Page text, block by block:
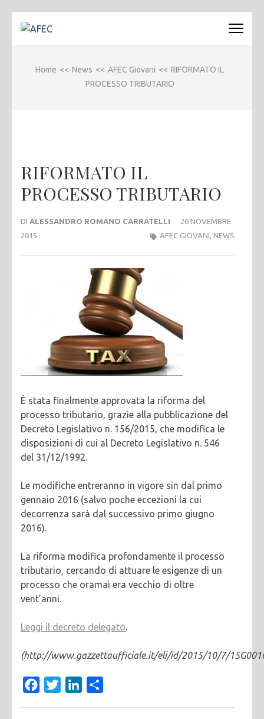
Home << News << AFEC Giovani << RIFORMATO IL
PROCESSO TRIBUTARIO
RIFORMATO IL
PROCESSO TRIBUTARIO
DI ALESSANDRO ROMANO CARRATELLI
26 NOVEMBRE
2015
AFEC GIOVANI, NEWS
È stata finalmente approvata la riforma del
processo tributario, grazie alla pubblicazione del
Decreto Legislativo n. 156/2015, che modifica le
disposizioni di cui al Decreto Legislativo n. 546
del 31/12/1992.
Le modifiche entreranno in vigore sin dal primo
gennaio 2016 (salvo poche eccezioni la cui
decorrenza sarà dal successivo primo giugno
2016).
La riforma modifica profondamente il processo
tributario, cercando di attuare le esigenze di un
processo che oramai era vecchio di oltre
vent’anni.
Leggi il decreto delegato.
(http://www.gazzettaufficiale.it/eli/id/2015/10/7/
FacebookTwitterLinkedIn